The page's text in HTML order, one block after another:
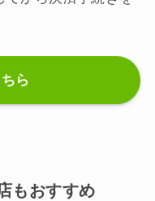
ら
もおすすめ